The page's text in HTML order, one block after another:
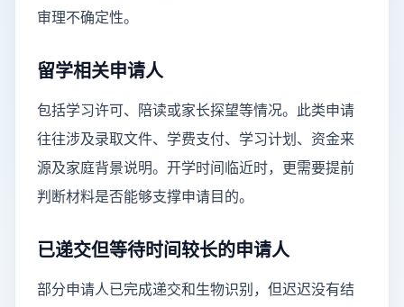
审理不确定性。
留学相关申请人
包括学习许可、陪读或家长探望等情况。此类申请
往往涉及录取文件、学费支付、学习计划、资金来
源及家庭背景说明。开学时间临近时，更需要提前
判断材料是否能够支撑申请目的。
已递交但等待时间较长的申请人
部分申请人已完成递交和生物识别，但迟迟没有结